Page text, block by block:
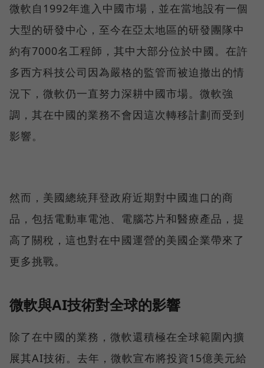
微軟自1992年進入中國市場，並在當地設有一個
大型的研發中心，至今在亞太地區的研發團隊中
約有7000名工程師，其中大部分位於中國。在許
多西方科技公司因為嚴格的監管而被迫撤出的情
況下，微軟仍一直努力深耕中國市場。微軟強
調，其在中國的業務不會因這次轉移計劃而受到
影響。
然而，美國總統拜登政府近期對中國進口的商
品，包括電動車電池、電腦芯片和醫療產品，提
高了關稅，這也對在中國運營的美國企業帶來了
更多挑戰。
微軟與AI技術對全球的影響
除了在中國的業務，微軟還積極在全球範圍內擴
展其AI技術。去年，微軟宣布將投資15億美元給